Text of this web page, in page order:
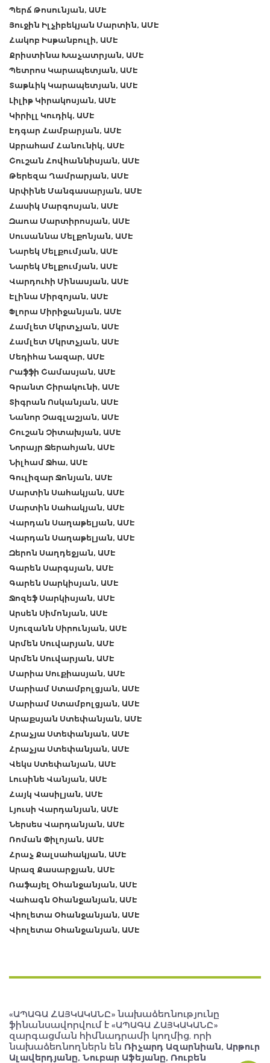
Պերճ Թոսունյան, ԱՄԷ
Յուջին Իլչիբեկյան Մարտին, ԱՄԷ
Հակոբ Իսթանբուլի, ԱՄԷ
Քրիստինա Խաչատրյան, ԱՄԷ
Պետրոս Կարապետյան, ԱՄԷ
Տաթևիկ Կարապետյան, ԱՄԷ
Լիլիթ Կիրակոսյան, ԱՄԷ
Կիրիլլ Կուդիկ, ԱՄԷ
Էդգար Համբարյան, ԱՄԷ
Աբրահամ Հանունիկ, ԱՄԷ
Շուշան Հովհաննիսյան, ԱՄԷ
Թերեզա Ղամրարյան, ԱՄԷ
Արփինե Մանգասարյան, ԱՄԷ
Հասիկ Մարգոսյան, ԱՄԷ
Զառա Մարտիրոսյան, ԱՄԷ
Սուսաննա Մելքոնյան, ԱՄԷ
Նարեկ Մելքումյան, ԱՄԷ
Նարեկ Մելքումյան, ԱՄԷ
Վարդուհի Մինասյան, ԱՄԷ
Էլինա Միրզոյան, ԱՄԷ
Ֆլորա Միրիջանյան, ԱՄԷ
Համլետ Մկրտչյան, ԱՄԷ
Համլետ Մկրտչյան, ԱՄԷ
Մեդիհա Նազար, ԱՄԷ
Րաֆֆի Շամասյան, ԱՄԷ
Գրանտ Շիրակունի, ԱՄԷ
Տիգրան Ոսկանյան, ԱՄԷ
Նանոր Չագլաշյան, ԱՄԷ
Շուշան Չիտախյան, ԱՄԷ
Նորայր Ջերահյան, ԱՄԷ
Նիլհամ Ջհա, ԱՄԷ
Գուլիզար Ջոնյան, ԱՄԷ
Մարտին Սահակյան, ԱՄԷ
Մարտին Սահակյան, ԱՄԷ
Վարդան Սաղաթելյան, ԱՄԷ
Վարդան Սաղաթելյան, ԱՄԷ
Զերոն Սաղդեջյան, ԱՄԷ
Գարեն Սարգսյան, ԱՄԷ
Գարեն Սարկիսյան, ԱՄԷ
Ջոզեֆ Սարկիսյան, ԱՄԷ
Արսեն Սիմոնյան, ԱՄԷ
Սյուզանն Սիրունյան, ԱՄԷ
Արմեն Սուվարյան, ԱՄԷ
Արմեն Սուվարյան, ԱՄԷ
Մարիա Սուքիասյան, ԱՄԷ
Մարիամ Ստամբոլցյան, ԱՄԷ
Մարիամ Ստամբոլցյան, ԱՄԷ
Արաքսյան Ստեփանյան, ԱՄԷ
Հրաչյա Ստեփանյան, ԱՄԷ
Հրաչյա Ստեփանյան, ԱՄԷ
Վեկս Ստեփանյան, ԱՄԷ
Լուսինե Վանյան, ԱՄԷ
Հայկ Վասիլյան, ԱՄԷ
Լյուսի Վարդանյան, ԱՄԷ
Ներսես Վարդանյան, ԱՄԷ
Ռոման Փիլոյան, ԱՄԷ
Հրաչ Քալսահակյան, ԱՄԷ
Արազ Քասարջյան, ԱՄԷ
Ռաֆայել Օհանջանյան, ԱՄԷ
Վահագն Օհանջանյան, ԱՄԷ
Վիոլետա Օհանջանյան, ԱՄԷ
Վիոլետա Օհանջանյան, ԱՄԷ
«ԱՊԱԳԱ ՀԱՅԿԱԿԱՆԸ» նախաձեռնությունը
ֆինանսավորվում է «ԱՊԱԳԱ ՀԱՅԿԱԿԱՆԸ»
զարգացման հիմնադրամի կողմից, որի
նախաձեռնողներն են Ռիչարդ Ազարնիան, Արթուր
Ալավերդյանը, Նուբար Աֆեյանը, Ռուբեն